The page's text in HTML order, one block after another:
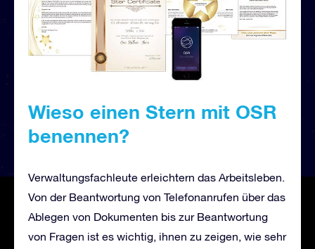
Wieso einen Stern mit OSR
benennen?
Verwaltungsfachleute erleichtern das Arbeitsleben.
Von der Beantwortung von Telefonanrufen über das
Ablegen von Dokumenten bis zur Beantwortung
von Fragen ist es wichtig, ihnen zu zeigen, wie sehr